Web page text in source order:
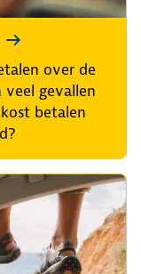
over de
veel gevallen
betalen